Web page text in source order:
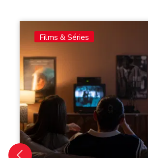
Films & Séries